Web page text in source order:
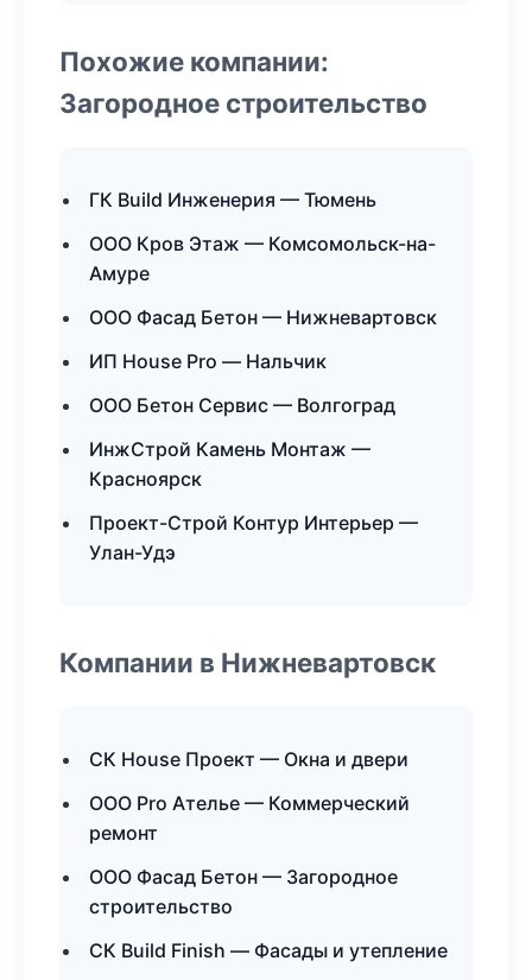
Похожие компании:
Загородное строительство
ГК Build Инженерия — Тюмень
ООО Кров Этаж — Комсомольск-на-
Амуре
ООО Фасад Бетон — Нижневартовск
ИП House Pro — Нальчик
ООО Бетон Сервис — Волгоград
ИнжСтрой Камень Монтаж —
Красноярск
Проект-Строй Контур Интерьер —
Улан-Удэ
Компании в Нижневартовск
СК House Проект — Окна и двери
ООО Pro Ателье — Коммерческий
ремонт
ООО Фасад Бетон — Загородное
строительство
СК Build Finish — Фасады и утепление